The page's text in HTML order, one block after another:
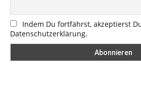
Indem Du fortfährst, akzeptierst
Datenschutzerklärung.